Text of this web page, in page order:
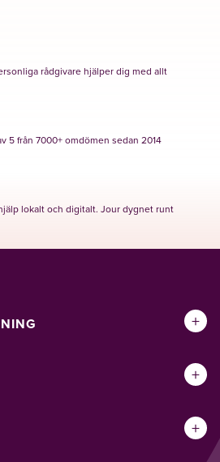
rådgivare hjälper dig med allt
5 från 7000+ omdömen sedan 2014
lokalt och digitalt. Jour dygnet runt
+
+
+